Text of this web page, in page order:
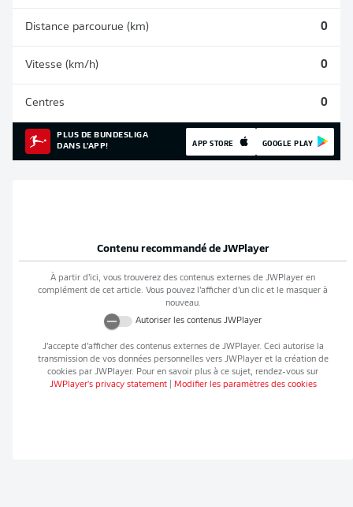
Distance parcourue (km) 0
Vitesse (km/h) 0
Centres 0
PLUS DE BUNDESLIGA
DANS L'APP!
APP STORE GOOGLE PLAY
Contenu recommandé de JWPlayer
À partir d’ici, vous trouverez des contenus externes de JWPlayer en
complément de cet article. Vous pouvez l’afficher d’un clic et le masquer à
nouveau.
Autoriser les contenus JWPlayer
J’accepte d’afficher des contenus externes de JWPlayer. Ceci autorise la
transmission de vos données personnelles vers JWPlayeret la création de
cookies par JWPlayer. Pour en savoir plus à ce sujet, rendez-vous sur
JWPlayer's privacy statement| Modifier les paramètres des cookies